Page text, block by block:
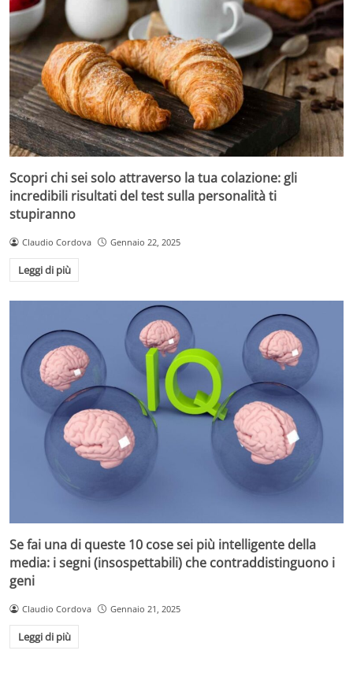
Scopri chi sei solo attraverso la tua colazione: gli
incredibili risultati del test sulla personalità ti
stupiranno
Claudio Cordova Gennaio 22, 2025
Leggi di più
Se fai una di queste 10 cose sei più intelligente della
media: i segni (insospettabili) che contraddistinguono i
geni
Claudio Cordova Gennaio 21, 2025
Leggi di più